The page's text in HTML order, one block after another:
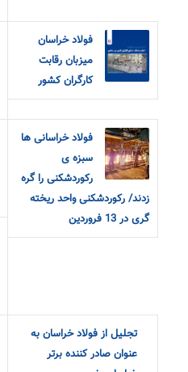
فولاد خراسان
میزبان رقابت
کارگران کشور
فولاد خراسانی ها
سبزه ی
رکوردشکنی را گره
زدند/ رکوردشکنی واحد ریخته
گری در 13 فروردین
تجلیل از فولاد خراسان به
عنوان صادر کننده برتر